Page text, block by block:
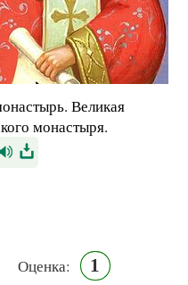
Великая
монастыря.
Оценка: 1